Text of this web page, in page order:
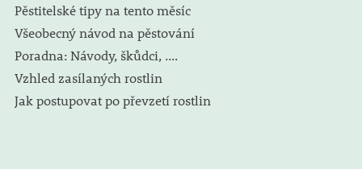
Pěstitelské tipy na tento měsíc
Všeobecný návod na pěstování
Poradna: Návody, škůdci, ....
Vzhled zasílaných rostlin
Jak postupovat po převzetí rostlin